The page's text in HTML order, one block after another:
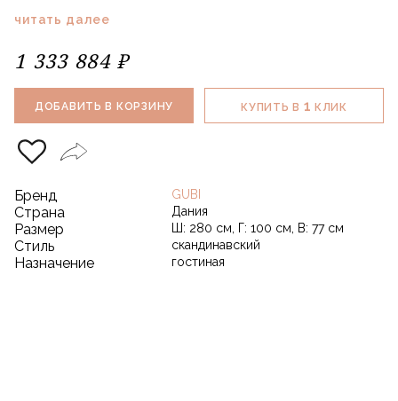
читать далее
1 333 884 ₽
ДОБАВИТЬ В КОРЗИНУ КУПИТЬ В 1 КЛИК
Бренд GUBI
Страна Дания
Размер Ш: 280 см, Г: 100 см, В: 77 см
Стиль скандинавский
Назначение гостиная